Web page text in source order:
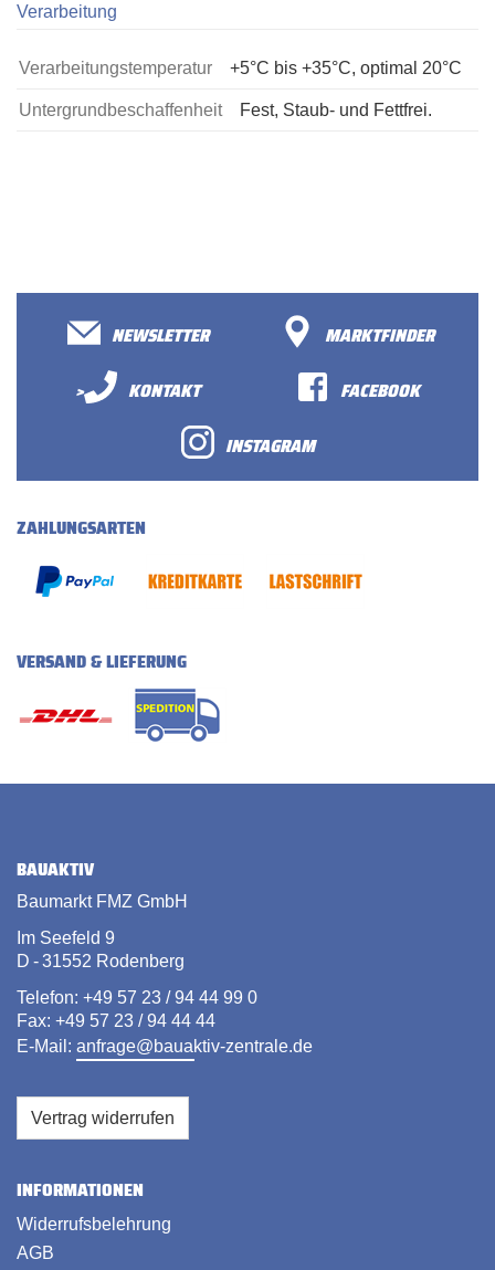
Verarbeitung
Verarbeitungstemperatur +5°C bis +35°C, optimal 20°C
Untergrundbeschaffenheit Fest, Staub- und Fettfrei.
NEWSLETTER
MARKTFINDER
>
KONTAKT
FACEBOOK
INSTAGRAM
ZAHLUNGSARTEN
VERSAND & LIEFERUNG
BAUAKTIV
Baumarkt FMZ GmbH
Im Seefeld 9
D - 31552 Rodenberg
Telefon: +49 57 23 / 94 44 99 0
Fax: +49 57 23 / 94 44 44
E-Mail: anfrage@bauaktiv-zentrale.de
Vertrag widerrufen
INFORMATIONEN
Widerrufsbelehrung
AGB